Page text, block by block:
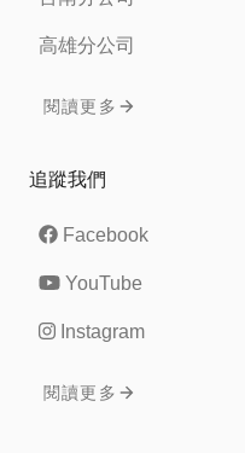
高雄分公司
閱讀更多
追蹤我們
Facebook
YouTube
Instagram
閱讀更多